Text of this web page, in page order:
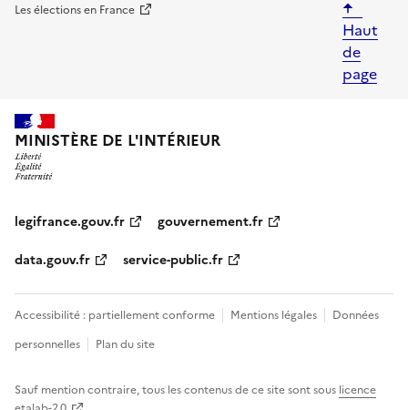
Les élections en France
Haut
de
page
MINISTÈRE DE L'INTÉRIEUR
legifrance.gouv.fr
gouvernement.fr
data.gouv.fr
service-public.fr
Accessibilité : partiellement conforme Mentions légales
Données
personnelles
Plan du site
Sauf mention contraire, tous les contenus de ce site sont sous licence